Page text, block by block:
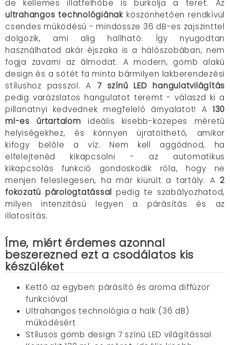
de kellemes illatfelhőbe is burkolja a teret. Az
ultrahangos technológiánakköszönhetően rendkívül
csendes működésű - mindössze 36 dB-es zajszinttel
dolgozik, ami alig hallható. Így nyugodtan
használhatod akár éjszaka is a hálószobában, nem
fogja zavarni az álmodat. A modern, gömb alakú
design és a sötét fa minta bármilyen lakberendezési
stílushoz passzol. A 7 színű LED hangulatvilágítás
pedig varázslatos hangulatot teremt - válaszd ki a
pillanatnyi kedvednek megfelelő árnyalatot! A 130
ml-es űrtartalom ideális kisebb-közepes méretű
helyiségekhez, és könnyen újratölthető, amikor
kifogy belőle a víz.Nem kell aggódnod, ha
elfelejtenéd kikapcsolni - az automatikus
kikapcsolás funkció gondoskodik róla, hogy ne
menjen feleslegesen, ha már kiürült a tartály. A2
fokozatú párologtatással pedig te szabályozhatod,
milyen intenzitású legyen a párásítás és az
illatosítás.
Íme, miért érdemes azonnal
beszerezned ezt a csodálatos kis
készüléket
Kettő az egyben: párásító és aroma diffúzor
funkcióval
Ultrahangos technológia a halk (36 dB)
működésért
Stílusos gömb design 7 színű LED világítással